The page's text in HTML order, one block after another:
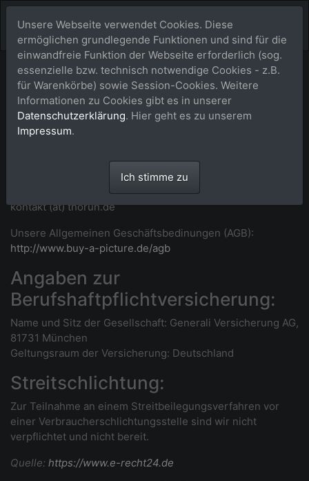
Impressum
Maike Thorun
Aegidienberger Str. 33 • 53604 Bad Honnef -
T: +49 2224 989992 (abends)
https://wa.me/492224989992
nur bei Aufruf von einem Handy)
kontakt (at) thorun.de
Unsere Allgemeinen Geschäftsbedinungen (AGB):
http://www.buy-a-picture.de/agb
Angaben zur
Berufshaftpflichtversicherung:
Name und Sitz der Gesellschaft: Generali Versicherung AG,
81731 München
Geltungsraum der Versicherung: Deutschland
Streitschlichtung:
Zur Teilnahme an einem Streitbeilegungsverfahren vor
einer Verbraucherschlichtungsstelle sind wir nicht
verpflichtet und nicht bereit.
Quelle: https://www.e-recht24.de
Unsere Webseite verwendet Cookies. Diese
ermöglichen grundlegende Funktionen und sind für die
einwandfreie Funktion der Webseite erforderlich (sog.
essenzielle bzw. technisch notwendige Cookies - z.B.
für Warenkörbe) sowie Session-Cookies. Weitere
Informationen zu Cookies gibt es in unserer
Datenschutzerklärung. Hier geht es zu unserem
Impressum.
Ich stimme zu